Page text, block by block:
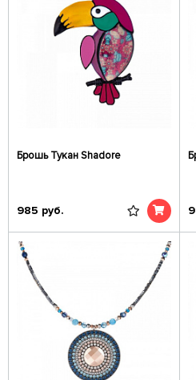
Брошь Тукан Shadore
985 руб.